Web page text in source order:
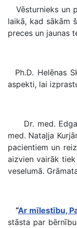
Vēsturnieks un
laikā, kad sākām
preces un jaunas
Ph.D. Helēnas
aspekti, lai
Dr. med.
med. Nataļja
pacientiem un
aizvien vairāk
veselumā.
“Ar mīlestību,
stāsta par